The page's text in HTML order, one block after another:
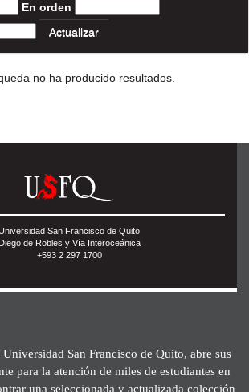
En orden
no ha producido resultados.
San Francisco de Quito
Diego de Robles y Vía Interoceánica
+593 2 297 1700
San Francisco de Quito, abre sus
para la atención de miles de estudiantes en
una seleccionada y actualizada colección